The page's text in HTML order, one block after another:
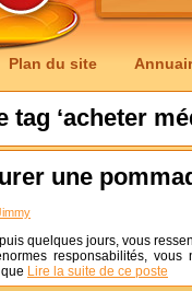
Plan du site
‘acheter
une
quelques jours, vous
responsabilités,
Lire la suite de ce poste